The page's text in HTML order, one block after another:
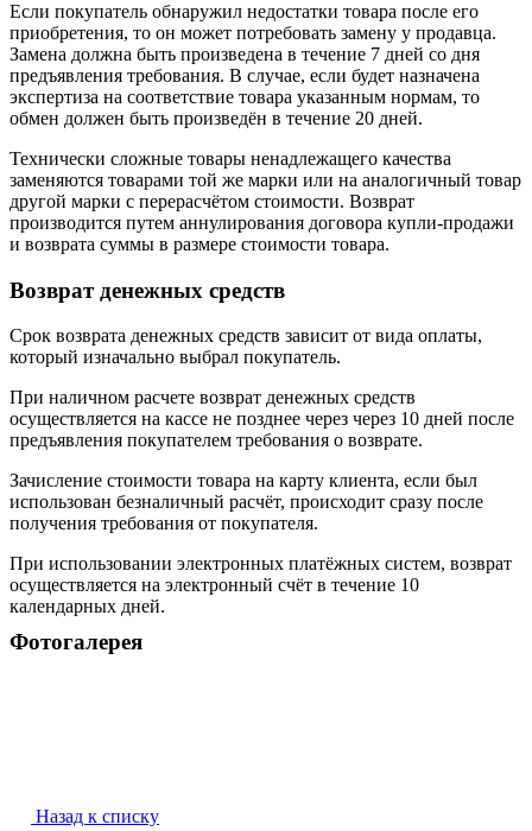
Если покупатель обнаружил недостатки товара после его
приобретения, то он может потребовать замену у продавца.
Замена должна быть произведена в течение 7 дней со дня
предъявления требования. В случае, если будет назначена
экспертиза на соответствие товара указанным нормам, то
обмен должен быть произведён в течение 20 дней.
Технически сложные товары ненадлежащего качества
заменяются товарами той же марки или на аналогичный товар
другой марки с перерасчётом стоимости. Возврат
производится путем аннулирования договора купли-продажи
и возврата суммы в размере стоимости товара.
Возврат денежных средств
Срок возврата денежных средств зависит от вида оплаты,
который изначально выбрал покупатель.
При наличном расчете возврат денежных средств
осуществляется на кассе не позднее через через 10 дней после
предъявления покупателем требования о возврате.
Зачисление стоимости товара на карту клиента, если был
использован безналичный расчёт, происходит сразу после
получения требования от покупателя.
При использовании электронных платёжных систем, возврат
осуществляется на электронный счёт в течение 10
календарных дней.
Фотогалерея
Назад к списку